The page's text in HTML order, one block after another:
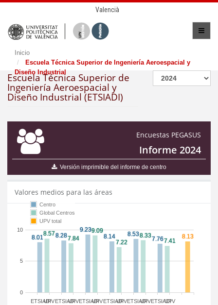
Valencià
Inicio
Escuela Técnica Superior de Ingeniería Aeroespacial y
Diseño Industrial
Escuela Técnica Superior de
Ingeniería Aeroespacial y
Diseño Industrial (ETSIADI)
Encuestas PEGASUS
Informe 2024
Versión imprimible del informe de centro
Valores medios para las áreas
ETSIADI ETSIADI ETSIADI ETSIADI ETSIADI ETSIADI
UPV UPV UPV UPV UPV UPV
0
5
10
Centro
Global Centros
UPV total